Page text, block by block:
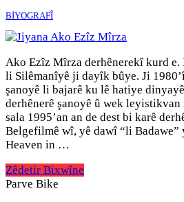
BİYOGRAFÎ
Ako Ezîz Mîrza derhênerekî kurd e.
li Silêmanîyê ji dayîk bûye. Ji
şanoyê li bajarê ku lê hatiye
derhênerê şanoyê û wek
sala 1995’an an de dest bi karê
Belgefilmê wî, yê dawî “li Badawe”
Heaven in …
Zêdetir Bixwîne
Parve Bike